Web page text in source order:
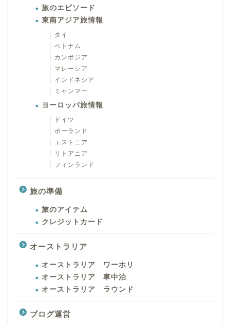
旅のエピソード
東南アジア旅情報
タイ
ベトナム
カンボジア
マレーシア
インドネシア
ミャンマー
ヨーロッパ旅情報
ドイツ
ポーランド
エストニア
リトアニア
フィンランド
旅の準備
旅のアイテム
クレジットカード
オーストラリア
オーストラリア ワーホリ
オーストラリア 車中泊
オーストラリア ラウンド
ブログ運営